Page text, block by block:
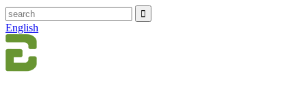
English